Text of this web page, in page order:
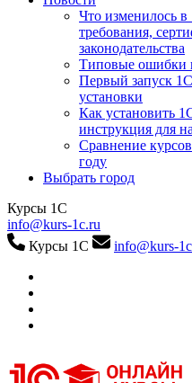
Что изменилось
требования,
законодательства
Типовые ошибки
Первый запуск
установки
Как установить
инструкция для
Сравнение
году
Выбрать город
Курсы 1С
info@kurs-1c.ru
Курсы 1С
info@kurs-